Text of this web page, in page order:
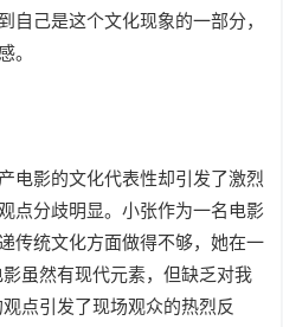
自己是这个文化现象的一部分，
。
电影的文化代表性却引发了激烈
点分歧明显。小张作为一名电影
传统文化方面做得不够，她在一
虽然有现代元素，但缺乏对我
点引发了现场观众的热烈反